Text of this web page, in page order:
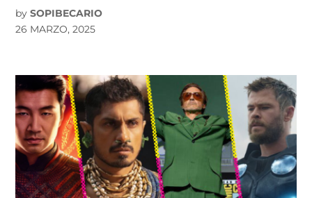
by SOPIBECARIO
26 MARZO, 2025